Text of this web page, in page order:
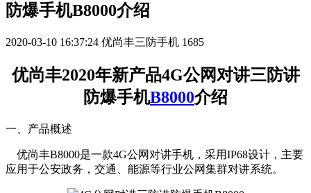
防爆手机B8000介绍
2020-03-10 16:37:24 优尚丰三防手机 1685
优尚丰2020年新产品4G公网对讲三防讲
防爆手机B8000介绍
一、产品概述
优尚丰B8000是一款4G公网对讲手机，采用IP68设计，主要
应用于公安政务，交通、能源等行业公网集群对讲系统。